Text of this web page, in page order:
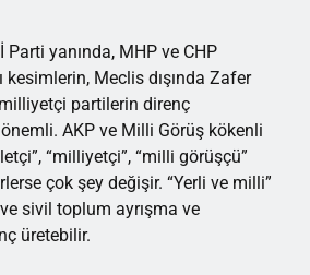
yanında, MHP ve CHP
kesimlerin, Meclis dışında Zafer
partilerin direnç
AKP ve Milli Görüş kökenli
“milliyetçi”, “milli görüşçü”
çok şey değişir. “Yerli ve milli”
sivil toplum ayrışma ve
üretebilir.